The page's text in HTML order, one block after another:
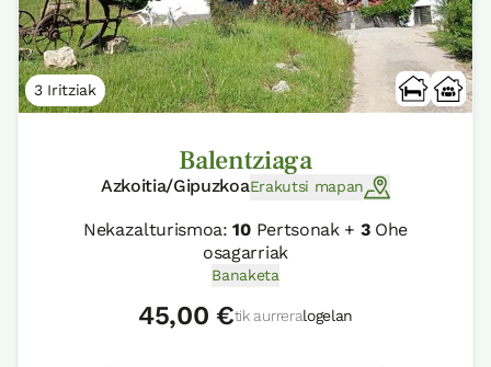
3 Iritziak
Balentziaga
Azkoitia/GipuzkoaErakutsi mapan
Nekazalturismoa:10Pertsonak + 3Ohe
osagarriak
Banaketa
45,00 €tik aurreralogelan